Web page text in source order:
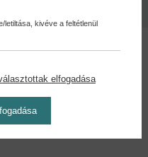
kivéve a feltétlenül
elfogadása